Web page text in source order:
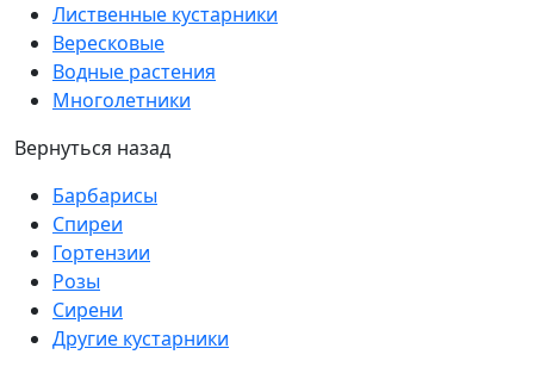
Лиственные кустарники
Вересковые
Водные растения
Многолетники
Вернуться назад
Барбарисы
Спиреи
Гортензии
Розы
Сирени
Другие кустарники